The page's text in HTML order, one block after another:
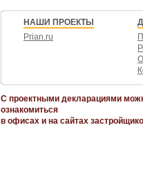
НАШИ ПРОЕКТЫ
Prian.ru
С проектными декларациями
ознакомиться
в офисах и на сайтах